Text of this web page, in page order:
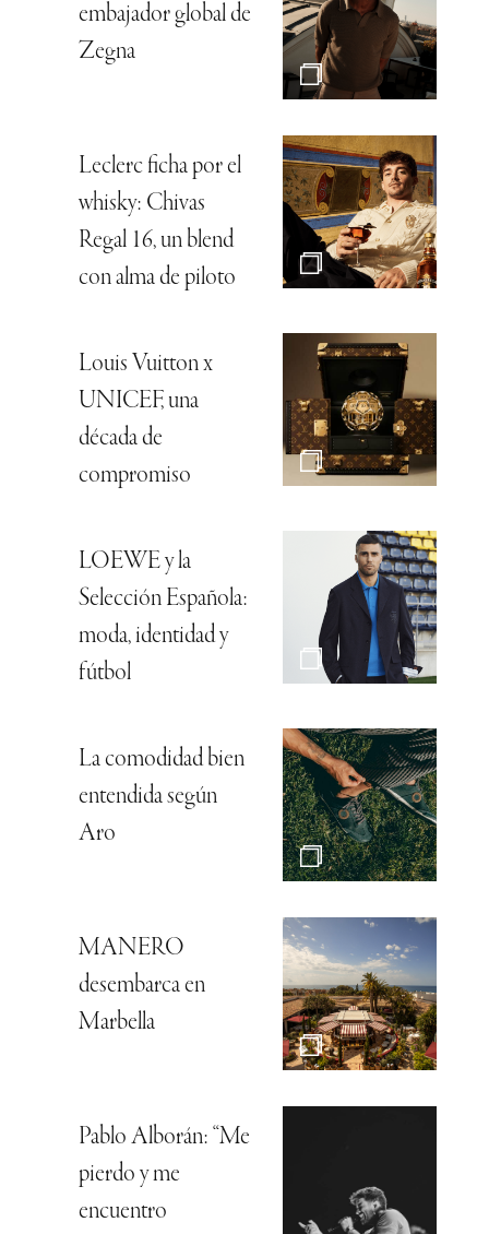
embajador global de
Zegna
Leclerc ficha por el
whisky: Chivas
Regal 16, un blend
con alma de piloto
Louis Vuitton x
UNICEF, una
década de
compromiso
LOEWE y la
Selección Española:
moda, identidad y
fútbol
La comodidad bien
entendida según
Aro
MANERO
desembarca en
Marbella
Pablo Alborán: “Me
pierdo y me
encuentro